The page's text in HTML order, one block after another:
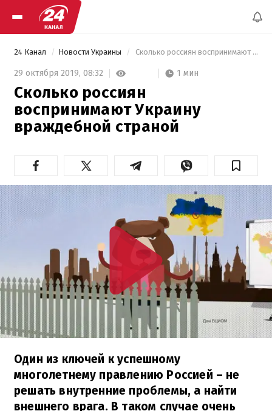
24 Канал Новости Украины Сколько россиян воспринимают Украину враждебной страной
29 октября 2019, 08:32 1 мин
Сколько россиян
воспринимают Украину
враждебной страной
Один из ключей к успешному
многолетнему правлению Россией – не
решать внутренние проблемы, а найти
внешнего врага. В таком случае очень